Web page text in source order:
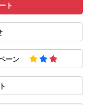
ト
ーン